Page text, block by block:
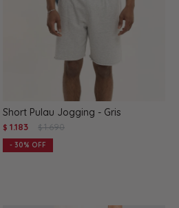
Short Pulau Jogging - Gris
$ 1.183 $ 1.690
30